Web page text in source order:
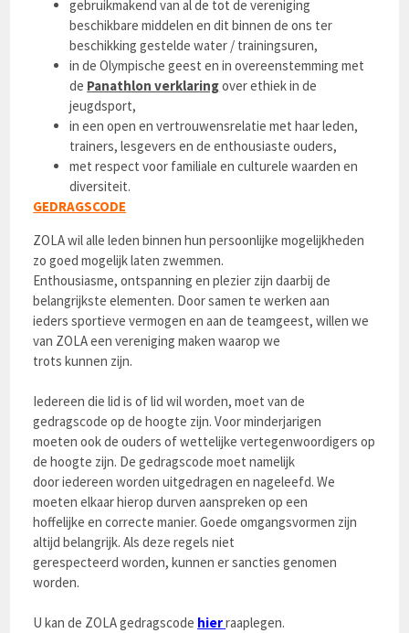
gebruikmakend van al de tot de vereniging
beschikbare middelen en dit binnen de ons ter
beschikking gestelde water / trainingsuren,
in de Olympische geest en in overeenstemming met
de Panathlon verklaringover ethiek in de
jeugdsport,
in een open en vertrouwensrelatie met haar leden,
trainers, lesgevers en de enthousiaste ouders,
met respect voor familiale en culturele waarden en
diversiteit.
GEDRAGSCODE
ZOLA wil alle leden binnen hun persoonlijke mogelijkheden
zo goed mogelijk laten zwemmen.
Enthousiasme, ontspanning en plezier zijn daarbij de
belangrijkste elementen. Door samen te werken aan
ieders sportieve vermogen en aan de teamgeest, willen we
van ZOLA een vereniging maken waarop we
trots kunnen zijn.
Iedereen die lid is of lid wil worden, moet van de
gedragscode op de hoogte zijn. Voor minderjarigen
moeten ook de ouders of wettelijke vertegenwoordigers op
de hoogte zijn. De gedragscode moet namelijk
door iedereen worden uitgedragen en nageleefd. We
moeten elkaar hierop durven aanspreken op een
hoffelijke en correcte manier. Goede omgangsvormen zijn
altijd belangrijk. Als deze regels niet
gerespecteerd worden, kunnen er sancties genomen
worden.
U kan de ZOLA gedragscode hierraaplegen.